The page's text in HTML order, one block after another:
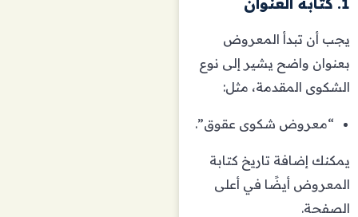
يجب أن تبدأ المعروض
بعنوان واضح يشير إلى نوع
الشكوى المقدمة، مثل:
“معروض شكوى عقوق”.
يمكنك إضافة تاريخ كتابة
المعروض أيضًا في أعلى
الصفحة.